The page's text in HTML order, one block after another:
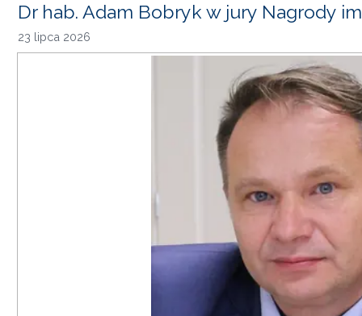
Dr hab. Adam Bobryk w jury Nagrody
23 lipca 2026